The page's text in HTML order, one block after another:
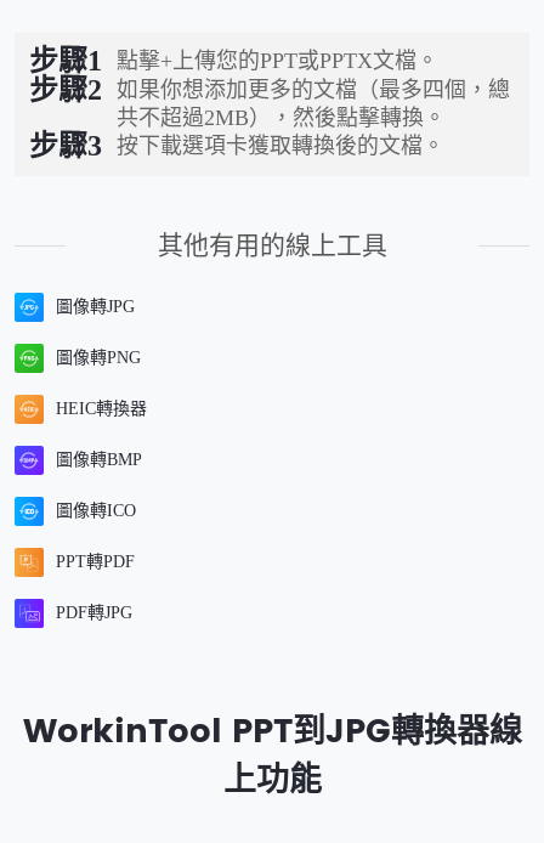
步驟1 點擊+上傳您的PPT或PPTX文檔。
步驟2
如果你想添加更多的文檔（最多四個，總
共不超過2MB），然後點擊轉換。
步驟3 按下載選項卡獲取轉換後的文檔。
其他有用的線上工具
圖像轉JPG
圖像轉PNG
HEIC轉換器
圖像轉BMP
圖像轉ICO
PPT轉PDF
PDF轉JPG
WorkinTool PPT到JPG轉換器線
上功能